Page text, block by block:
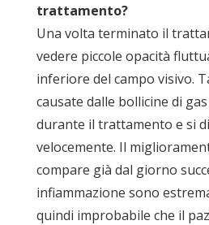
trattamento?
Una volta terminato il
vedere piccole opacità
inferiore del campo visivo.
causate dalle bollicine di
durante il trattamento e si
velocemente. Il
compare già dal giorno
infiammazione sono
quindi improbabile che il